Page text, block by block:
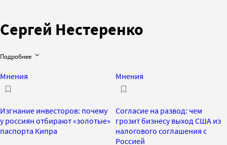
Сергей Нестеренко
Подробнее
Мнения
Изгнание инвесторов: почему
у россиян отбирают «золотые»
паспорта Кипра
Мнения
Согласие на развод: чем
грозит бизнесу выход США из
налогового соглашения с
Россией